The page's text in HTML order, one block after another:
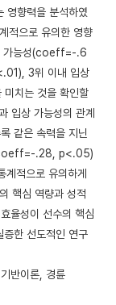
영향력을 분석하였
적으로 유의한 영향
가능성(coeff=-.6
3위 이내 입상
치는 것을 확인할
입상 가능성의 관계
같은 속력을 지닌
.28, p<.05)
적으로 유의하게
핵심 역량과 성적
율성이 선수의 핵심
증한 선도적인 연구
반이론, 경륜